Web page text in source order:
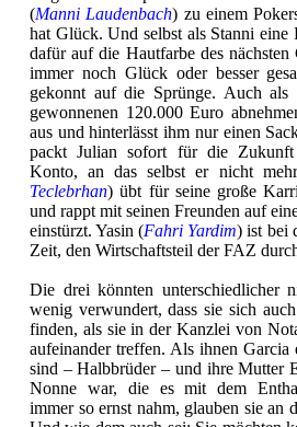
(Manni Laudenbach) zu einem
hat Glück. Und selbst als Stanni eine
dafür auf die Hautfarbe des nächsten
immer noch Glück oder besser
gekonnt auf die Sprünge. Auch
gewonnenen 120.000 Euro
aus und hinterlässt ihm nur einen
packt Julian sofort für die
Konto, an das selbst er nicht
Teclebrhan) übt für seine große
und rappt mit seinen Freunden auf
einstürzt. Yasin (Fahri Yardim) ist bei
Zeit, den Wirtschaftsteil der FAZ
Die drei könnten unterschiedlicher
wenig verwundert, dass sie sich
finden, als sie in der Kanzlei von
aufeinander treffen. Als ihnen Garcia
sind – Halbbrüder – und ihre Mutter
Nonne war, die es mit dem
immer so ernst nahm, glauben sie an